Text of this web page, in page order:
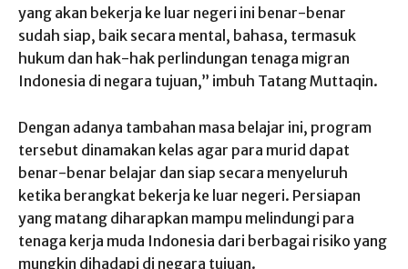
yang akan bekerja ke luar negeri ini benar-benar
sudah siap, baik secara mental, bahasa, termasuk
hukum dan hak-hak perlindungan tenaga migran
Indonesia di negara tujuan,” imbuh Tatang Muttaqin.
Dengan adanya tambahan masa belajar ini, program
tersebut dinamakan kelas agar para murid dapat
benar-benar belajar dan siap secara menyeluruh
ketika berangkat bekerja ke luar negeri. Persiapan
yang matang diharapkan mampu melindungi para
tenaga kerja muda Indonesia dari berbagai risiko yang
mungkin dihadapi di negara tujuan.